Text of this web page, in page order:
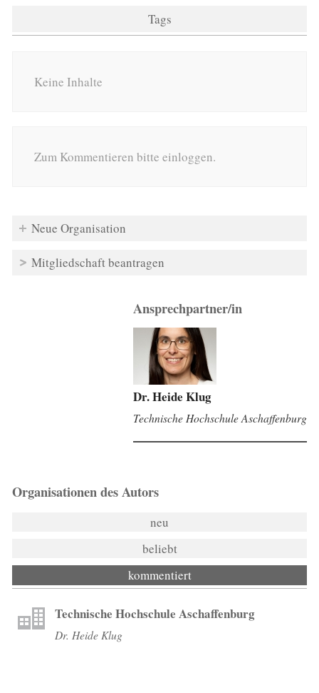
Tags
Keine Inhalte
Zum Kommentieren bitte einloggen.
Neue Organisation
Mitgliedschaft beantragen
Ansprechpartner/in
Dr. Heide Klug
Technische Hochschule Aschaffenburg
Organisationen des Autors
neu
beliebt
kommentiert
Technische Hochschule Aschaffenburg
Dr. Heide Klug